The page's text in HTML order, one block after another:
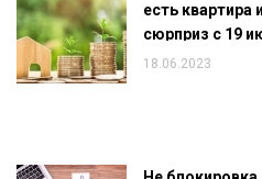
есть
сюрприз с 19
18.06.2023